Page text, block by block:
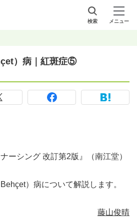
検索 メニュー
）病｜紅斑症⑤
ーシング 改訂第2版』（南江堂）
）病について解説します。
藤山俊晴